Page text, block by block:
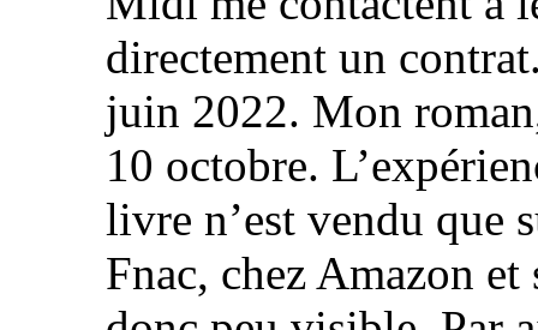
directement un
juin 2022. Mon
10 octobre.
livre n’est vendu que
Fnac, chez Amazon